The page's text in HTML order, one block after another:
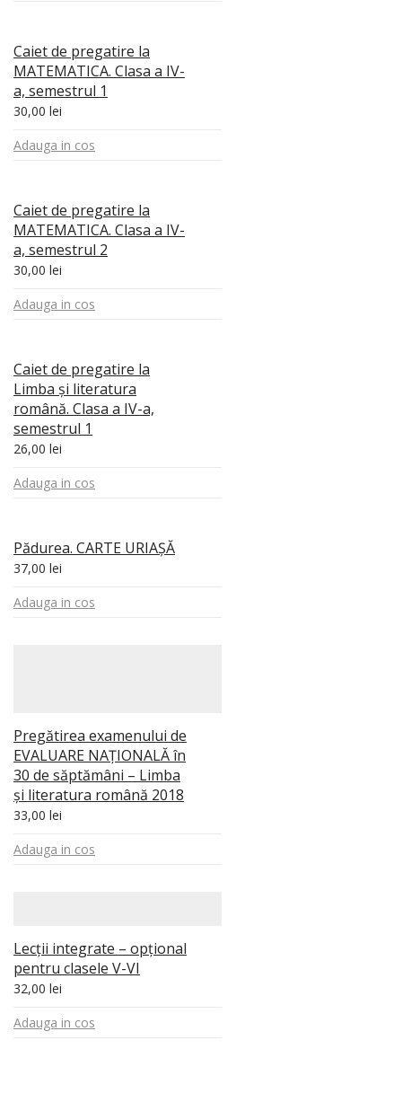
Caiet de pregatire la
MATEMATICA. Clasa a IV-
a, semestrul 1
30,00 lei
Adauga in cos
Caiet de pregatire la
MATEMATICA. Clasa a IV-
a, semestrul 2
30,00 lei
Adauga in cos
Caiet de pregatire la
Limba și literatura
română. Clasa a IV-a,
semestrul 1
26,00 lei
Adauga in cos
Pădurea. CARTE URIAŞĂ
37,00 lei
Adauga in cos
Pregătirea examenului de
EVALUARE NAŢIONALĂ în
30 de săptămâni – Limba
și literatura română 2018
33,00 lei
Adauga in cos
Lecții integrate – opțional
pentru clasele V-VI
32,00 lei
Adauga in cos